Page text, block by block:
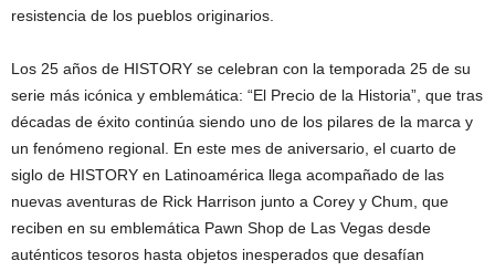
resistencia de los pueblos originarios.
Los 25 años de HISTORY se celebran con la temporada 25 de su
serie más icónica y emblemática: “El Precio de la Historia”, que tras
décadas de éxito continúa siendo uno de los pilares de la marca y
un fenómeno regional. En este mes de aniversario, el cuarto de
siglo de HISTORY en Latinoamérica llega acompañado de las
nuevas aventuras de Rick Harrison junto a Corey y Chum, que
reciben en su emblemática Pawn Shop de Las Vegas desde
auténticos tesoros hasta objetos inesperados que desafían